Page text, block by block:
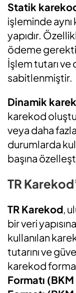
Statik
işleminde aynı
yapıdır.
ödeme
İşlem tutarı
sabitlenmiştir.
Dinamik
karekod
veya daha
durumlarda
başına
TR
TR Karekod,
bir veri
kullanılan
tutarını ve
karekod
Formatı (BKM